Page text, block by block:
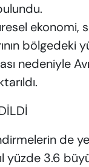
ekonomi,
bölgedeki
nedeniyle
de
yüzde 3.6